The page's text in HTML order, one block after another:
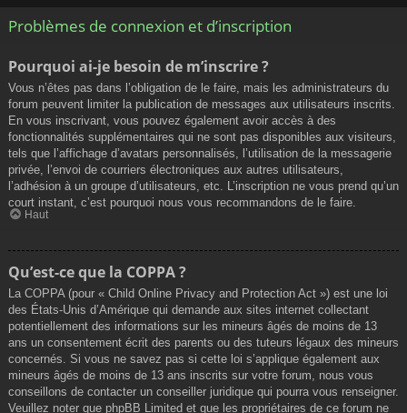
Problèmes de connexion et d’inscription
Pourquoi ai-je besoin de m’inscrire ?
Vous n’êtes pas dans l’obligation de le faire, mais les administrateurs du
forum peuvent limiter la publication de messages aux utilisateurs inscrits.
En vous inscrivant, vous pouvez également avoir accès à des
fonctionnalités supplémentaires qui ne sont pas disponibles aux visiteurs,
tels que l’affichage d’avatars personnalisés, l’utilisation de la messagerie
privée, l’envoi de courriers électroniques aux autres utilisateurs,
l’adhésion à un groupe d’utilisateurs, etc. L’inscription ne vous prend qu’un
court instant, c’est pourquoi nous vous recommandons de le faire.
Haut
Qu’est-ce que la COPPA ?
La COPPA (pour « Child Online Privacy and Protection Act ») est une loi
des États-Unis d’Amérique qui demande aux sites internet collectant
potentiellement des informations sur les mineurs âgés de moins de 13
ans un consentement écrit des parents ou des tuteurs légaux des mineurs
concernés. Si vous ne savez pas si cette loi s’applique également aux
mineurs âgés de moins de 13 ans inscrits sur votre forum, nous vous
conseillons de contacter un conseiller juridique qui pourra vous renseigner.
Veuillez noter que phpBB Limited et que les propriétaires de ce forum ne